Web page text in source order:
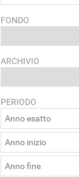
FONDO
ARCHIVIO
PERIODO